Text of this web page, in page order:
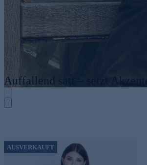
Auffallend satt – setzt Akzente
AUSVERKAUFT